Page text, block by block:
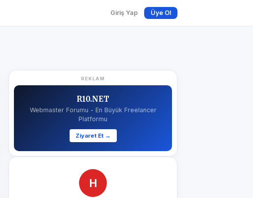
Giriş Yap Üye Ol
REKLAM
R10.NET
Webmaster Forumu - En Büyük Freelancer
Platformu
Ziyaret Et →
H